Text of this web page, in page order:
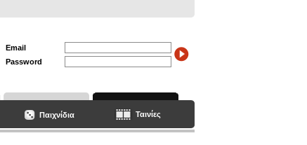
Email
Password
Παιχνίδια Ταινίες